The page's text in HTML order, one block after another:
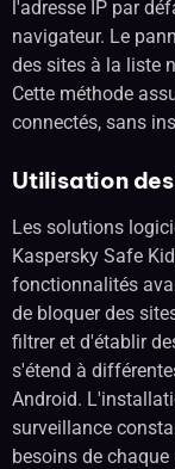
l'adresse IP par
navigateur. Le
des sites à la liste
Cette méthode
connectés, sans
Utilisation
Les solutions
Kaspersky Safe
fonctionnalités
de bloquer des
filtrer et d'établir
s'étend à
Android.
surveillance
besoins de